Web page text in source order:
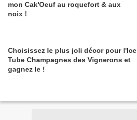
mon Cak'Oeuf au roquefort & aux
noix !
Choisissez le plus joli décor pour l'Ice
Tube Champagnes des Vignerons et
gagnez le !